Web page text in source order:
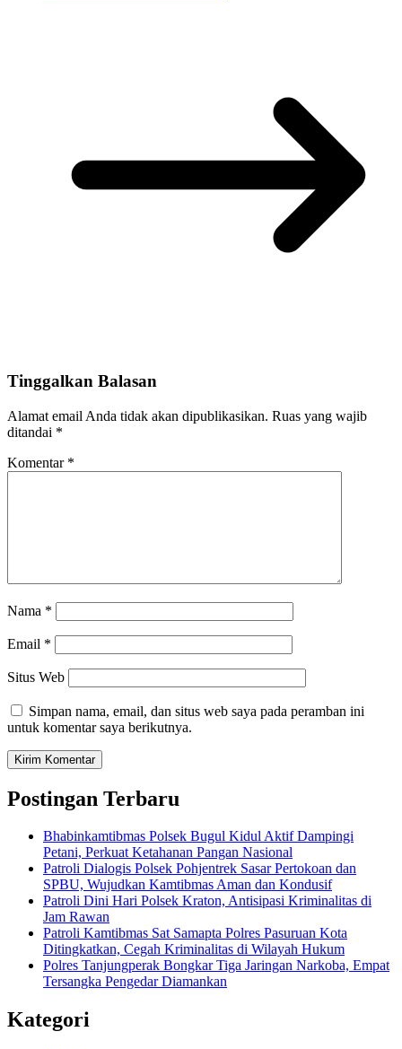
Tinggalkan Balasan
Alamat email Anda tidak akan dipublikasikan. Ruas yang wajib
ditandai *
Komentar *
Nama *
Email *
Situs Web
Simpan nama, email, dan situs web saya pada peramban ini
untuk komentar saya berikutnya.
Postingan Terbaru
Bhabinkamtibmas Polsek Bugul Kidul Aktif Dampingi
Petani, Perkuat Ketahanan Pangan Nasional
Patroli Dialogis Polsek Pohjentrek Sasar Pertokoan dan
SPBU, Wujudkan Kamtibmas Aman dan Kondusif
Patroli Dini Hari Polsek Kraton, Antisipasi Kriminalitas di
Jam Rawan
Patroli Kamtibmas Sat Samapta Polres Pasuruan Kota
Ditingkatkan, Cegah Kriminalitas di Wilayah Hukum
Polres Tanjungperak Bongkar Tiga Jaringan Narkoba, Empat
Tersangka Pengedar Diamankan
Kategori